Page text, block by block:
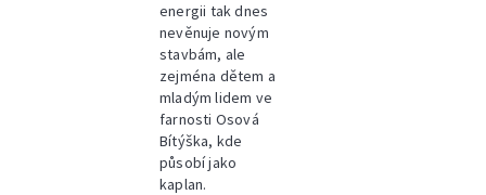
energii tak dnes
nevěnuje novým
stavbám, ale
zejména dětem a
mladým lidem ve
farnosti Osová
Bítýška, kde
působí jako
kaplan.